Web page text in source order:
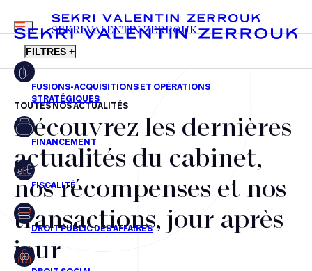
FR EN
MENU
SEKRI VALENTIN ZERROUK
FILTRES +
Fusions-acquisitions et opérations stratégiques
Financement
Fiscalité
Droit public des affaires
Droit social
TOUTES NOS ACTUALITÉS
Découvrez les dernières
actualités du cabinet,
nos récompenses et nos
transactions, jour après
jour